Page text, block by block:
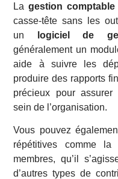
La gestion comptable
casse-tête sans les
un
logiciel de
généralement un
aide à suivre les
produire des rapports
précieux pour
sein de l’organisation.
Vous pouvez
répétitives comme
membres, qu’il
d’autres types de